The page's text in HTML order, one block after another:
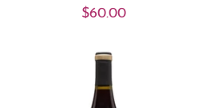
$60.00